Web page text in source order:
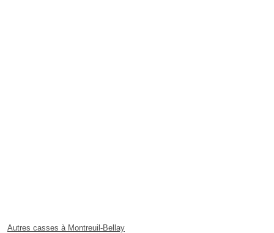
Autres casses à Montreuil-Bellay